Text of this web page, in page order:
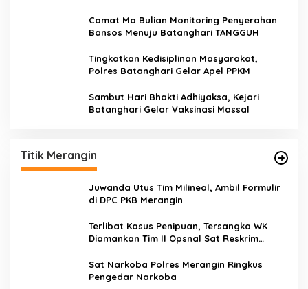
Camat Ma Bulian Monitoring Penyerahan
Bansos Menuju Batanghari TANGGUH
Tingkatkan Kedisiplinan Masyarakat,
Polres Batanghari Gelar Apel PPKM
Sambut Hari Bhakti Adhiyaksa, Kejari
Batanghari Gelar Vaksinasi Massal
Titik Merangin
Juwanda Utus Tim Milineal, Ambil Formulir
di DPC PKB Merangin
Terlibat Kasus Penipuan, Tersangka WK
Diamankan Tim II Opsnal Sat Reskrim
Sat Narkoba Polres Merangin Ringkus
Pengedar Narkoba